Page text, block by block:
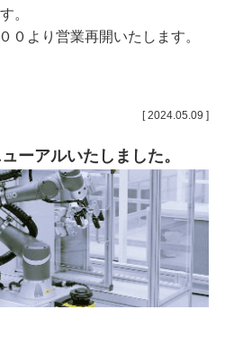
。
０より営業再開いたします。
[ 2024.05.09 ]
ーアルいたしました。